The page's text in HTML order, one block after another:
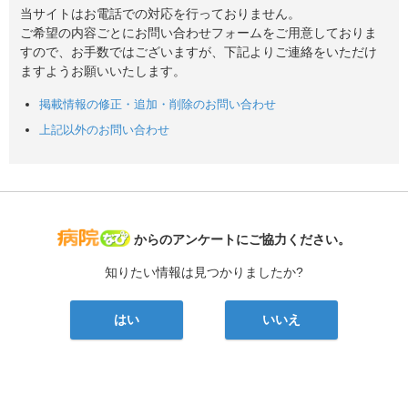
当サイトはお電話での対応を行っておりません。
ご希望の内容ごとにお問い合わせフォームをご用意しておりま
すので、お手数ではございますが、下記よりご連絡をいただけ
ますようお願いいたします。
掲載情報の修正・追加・削除のお問い合わせ
上記以外のお問い合わせ
病院なび
からのアンケートにご協力ください。
知りたい情報は見つかりましたか?
はい いいえ